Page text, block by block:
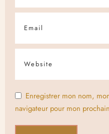
Enregistrer mon nom,
navigateur pour mon